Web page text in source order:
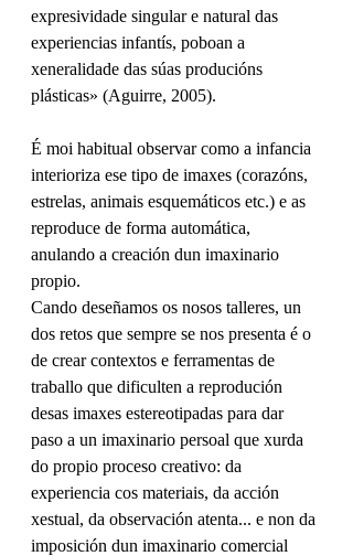
expresividade singular e natural das
experiencias infantís, poboan a
xeneralidade das súas producións
plásticas» (Aguirre, 2005).
É moi habitual observar como a infancia
interioriza ese tipo de imaxes (corazóns,
estrelas, animais esquemáticos etc.) e as
reproduce de forma automática,
anulando a creación dun imaxinario
propio.
Cando deseñamos os nosos talleres, un
dos retos que sempre se nos presenta é o
de crear contextos e ferramentas de
traballo que dificulten a reprodución
desas imaxes estereotipadas para dar
paso a un imaxinario persoal que xurda
do propio proceso creativo: da
experiencia cos materiais, da acción
xestual, da observación atenta... e non da
imposición dun imaxinario comercial